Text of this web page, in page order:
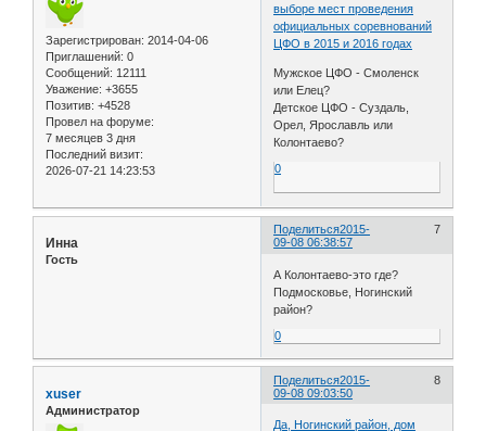
Зарегистрирован: 2014-04-06
Приглашений: 0
Сообщений: 12111
Уважение: +3655
Позитив: +4528
Провел на форуме:
7 месяцев 3 дня
Последний визит:
2026-07-21 14:23:53
выборе мест проведения
официальных соревнований
ЦФО в 2015 и 2016 годах
Мужское ЦФО - Смоленск
или Елец?
Детское ЦФО - Суздаль,
Орел, Ярославль или
Колонтаево?
0
Поделиться 7
2015-
09-08 06:38:57
Инна
Гость
А Колонтаево-это где?
Подмосковье, Ногинский
район?
0
Поделиться 8
2015-
09-08 09:03:50
xuser
Администратор
Да, Ногинский район, дом